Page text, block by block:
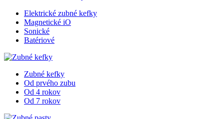
Elektrické zubné kefky
Magnetické iO
Sonické
Batériové
Zubné kefky
Od prvého zubu
Od 4 rokov
Od 7 rokov